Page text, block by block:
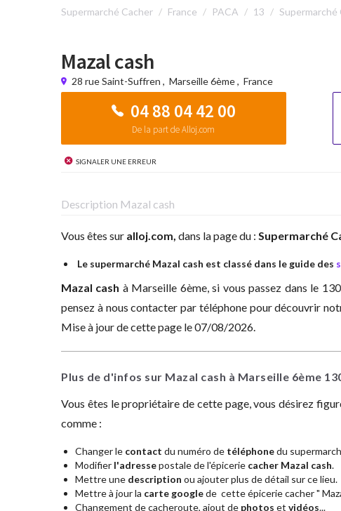
Supermarché Cacher France PACA 13 Supermarché
Mazal cash
28 rue Saint-Suffren , Marseille 6ème, France
04 88 04 42 00
De la part de Alloj.com
Signaler une erreur
Description Mazal cash
Vous êtes sur alloj.com, dans la page du : Supermarché
Le supermarché Mazal cash est classé dans le guide des
Mazal cash à Marseille 6ème, si vous passez dans le
pensez à nous contacter par téléphone pour découvrir
Mise à jour de cette page le 07/08/2026.
Plus de d'infos sur Mazal cash à Marseille 6ème
Vous êtes le propriétaire de cette page, vous désirez
comme :
Changer le contact du numéro de téléphonedu
Modifier l'adressepostale de l'épicerie cacher Mazal cash.
Mettre une description ou ajouter plus de détail sur ce lieu.
Mettre à jour la carte googlede cette épicerie cacher "
Changement de cacheroute, ajout de photos et vidéos...